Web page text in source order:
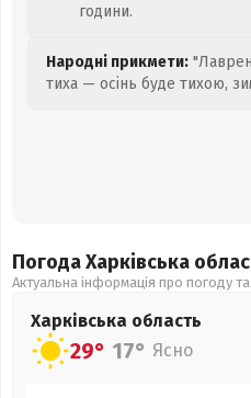
години.
Народні прикмети:
тиха — осінь буде тихою,
Погода Харківська
Актуальна інформація про погоду
Харківська область
29° 17° Ясно